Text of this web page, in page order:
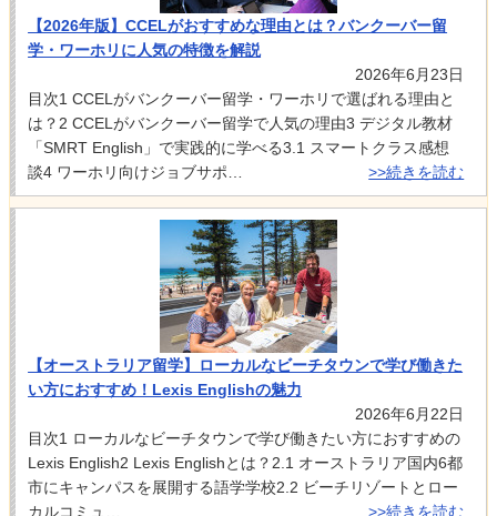
【2026年版】CCELがおすすめな理由とは？バンクーバー留
学・ワーホリに人気の特徴を解説
2026年6月23日
目次1 CCELがバンクーバー留学・ワーホリで選ばれる理由と
は？2 CCELがバンクーバー留学で人気の理由3 デジタル教材
「SMRT English」で実践的に学べる3.1 スマートクラス感想
談4 ワーホリ向けジョブサポ…
>>続きを読む
【オーストラリア留学】ローカルなビーチタウンで学び働きた
い方におすすめ！Lexis Englishの魅力
2026年6月22日
目次1 ローカルなビーチタウンで学び働きたい方におすすめの
Lexis English2 Lexis Englishとは？2.1 オーストラリア国内6都
市にキャンパスを展開する語学学校2.2 ビーチリゾートとロー
カルコミュ…
>>続きを読む